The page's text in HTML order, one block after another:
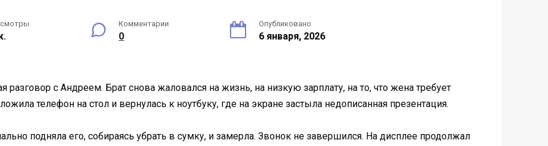
Комментарии
0
Опубликовано
6 января, 2026
с Андреем. Брат снова жаловался на жизнь, на низкую зарплату, на то, что жена требует
телефон на стол и вернулась к ноутбуку, где на экране застыла недописанная презентация.
подняла его, собираясь убрать в сумку, и замерла. Звонок не завершился. На дисплее продолжал